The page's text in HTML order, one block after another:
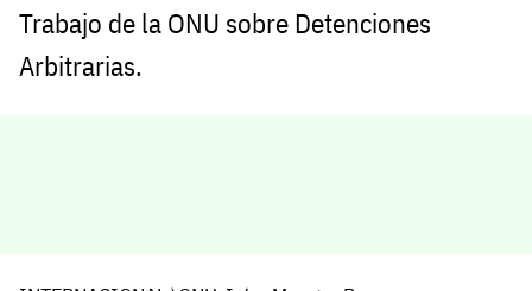
Trabajo de la ONU sobre Detenciones
Arbitrarias.